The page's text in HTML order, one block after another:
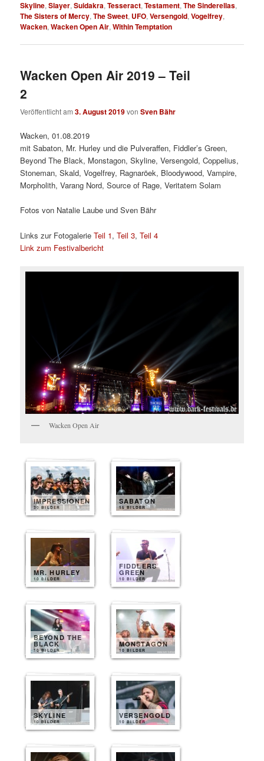
Skyline,Slayer,Suidakra,Tesseract,Testament,The Sinderellas,
The Sisters of Mercy,The Sweet, UFO,Versengold,Vogelfrey,
Wacken,Wacken Open Air,Within Temptation
Wacken Open Air 2019 – Teil
2
Veröffentlicht am3. August 2019vonSven Bähr
Wacken, 01.08.2019
mit Sabaton, Mr. Hurley und die Pulveraffen, Fiddler’s Green,
Beyond The Black, Monstagon, Skyline, Versengold, Coppelius,
Stoneman, Skald, Vogelfrey, Ragnaröek, Bloodywood, Vampire,
Morpholith, Varang Nord, Source of Rage, Veritatem Solam
Fotos von Natalie Laube und Sven Bähr
Links zur FotogalerieTeil 1,Teil 3,Teil 4
Link zum Festivalbericht
Wacken Open Air
IMPRESSIONEN
30 BILDER
SABATON
15 BILDER
MR. HURLEY
10 BILDER
FIDDLERS
GREEN
10 BILDER
BEYOND THE
BLACK
10 BILDER
MONSTAGON
10 BILDER
SKYLINE
10 BILDER
VERSENGOLD
10 BILDER